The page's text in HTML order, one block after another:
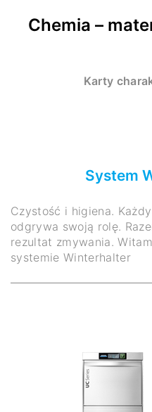
Chemia –
Karty
System
Czystość i higiena.
odgrywa swoją rolę.
rezultat zmywania.
systemie Winterhalter